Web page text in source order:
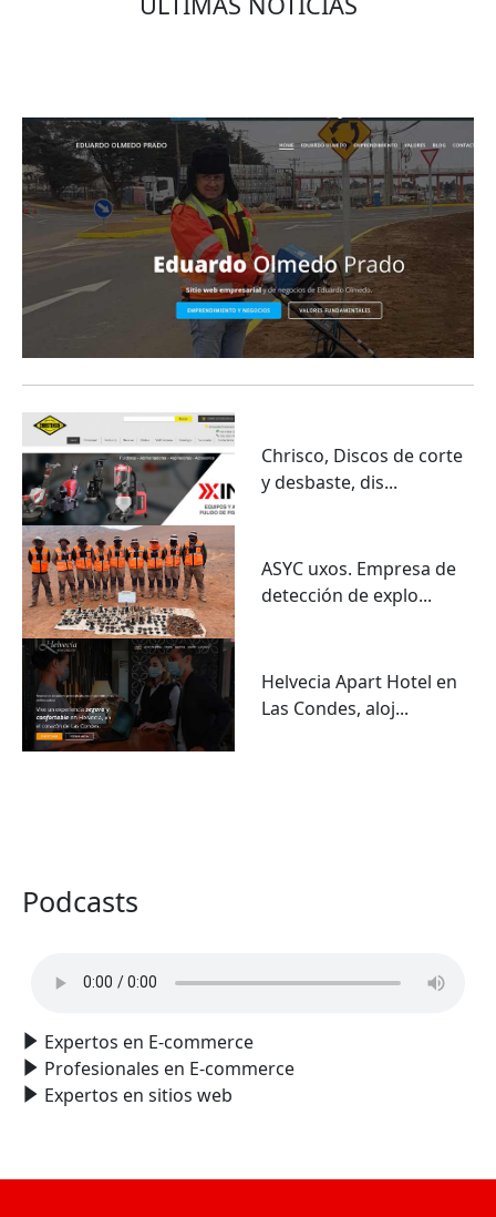
Chrisco, Discos de corte
y desbaste, dis...
ASYC uxos. Empresa de
detección de explo...
Helvecia Apart Hotel en
Las Condes, aloj...
Podcasts
Expertos en E-commerce
Profesionales en E-commerce
Expertos en sitios web